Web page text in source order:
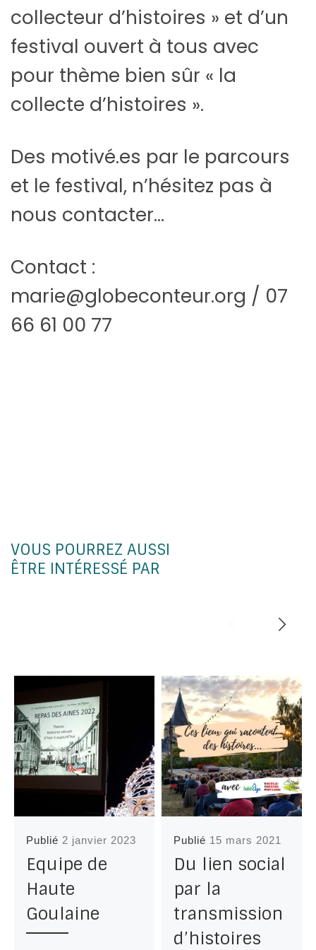
collecteur d’histoires » et d’un
festival ouvert à tous avec
pour thème bien sûr « la
collecte d’histoires ».
Des motivé.es par le parcours
et le festival, n’hésitez pas à
nous contacter…
Contact :
marie@globeconteur.org / 07
66 61 00 77
VOUS POURREZ AUSSI
ÊTRE INTÉRESSÉ PAR
Publié 2 janvier 2023
Equipe de
Haute
Goulaine
Publié 15 mars 2021
Du lien social
par la
transmission
d’histoires